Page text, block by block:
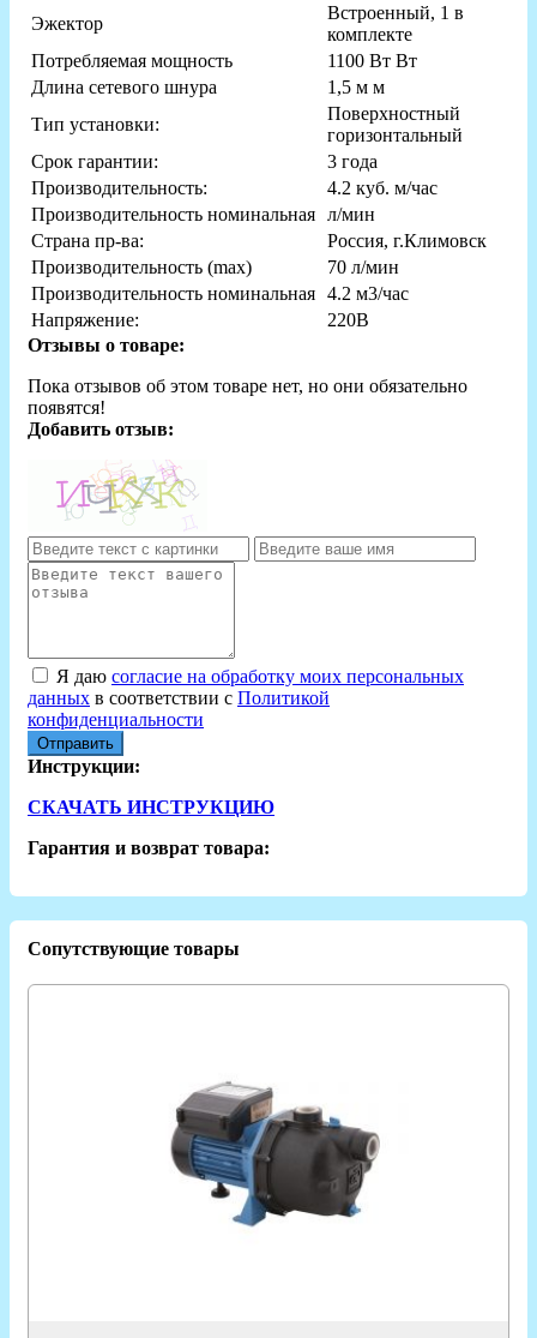
Эжектор
Встроенный, 1 в
комплекте
Потребляемая мощность
1100 Вт Вт
Длина сетевого шнура
1,5 м м
Тип установки:
Поверхностный
горизонтальный
Срок гарантии:
3 года
Производительность:
4.2 куб. м/час
Производительность номинальная л/мин
Страна пр-ва:
Россия, г.Климовск
Производительность (max)
70 л/мин
Производительность номинальная 4.2 м3/час
Напряжение:
220В
Отзывы о товаре:
Пока отзывов об этом товаре нет, но они обязательно
появятся!
Добавить отзыв:
Я даю согласие на обработку моих персональных
данных в соответствии с Политикой
конфиденциальности
Отправить
Инструкции:
СКАЧАТЬ ИНСТРУКЦИЮ
Гарантия и возврат товара:
Сопутствующие товары